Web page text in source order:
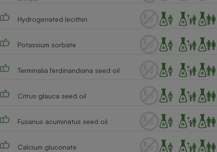
Hydrogenated lecithin
Potassium sorbate
Terminalia ferdinandiana seed oil
Citrus glauca seed oil
Fusanus acuminatus seed oil
Calcium gluconate